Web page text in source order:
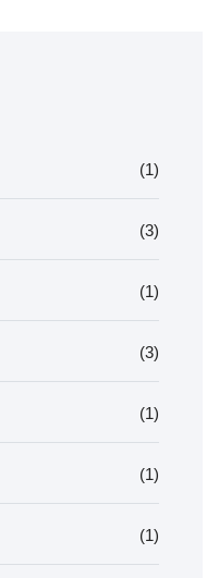
(1)
(3)
(1)
(3)
(1)
(1)
(1)